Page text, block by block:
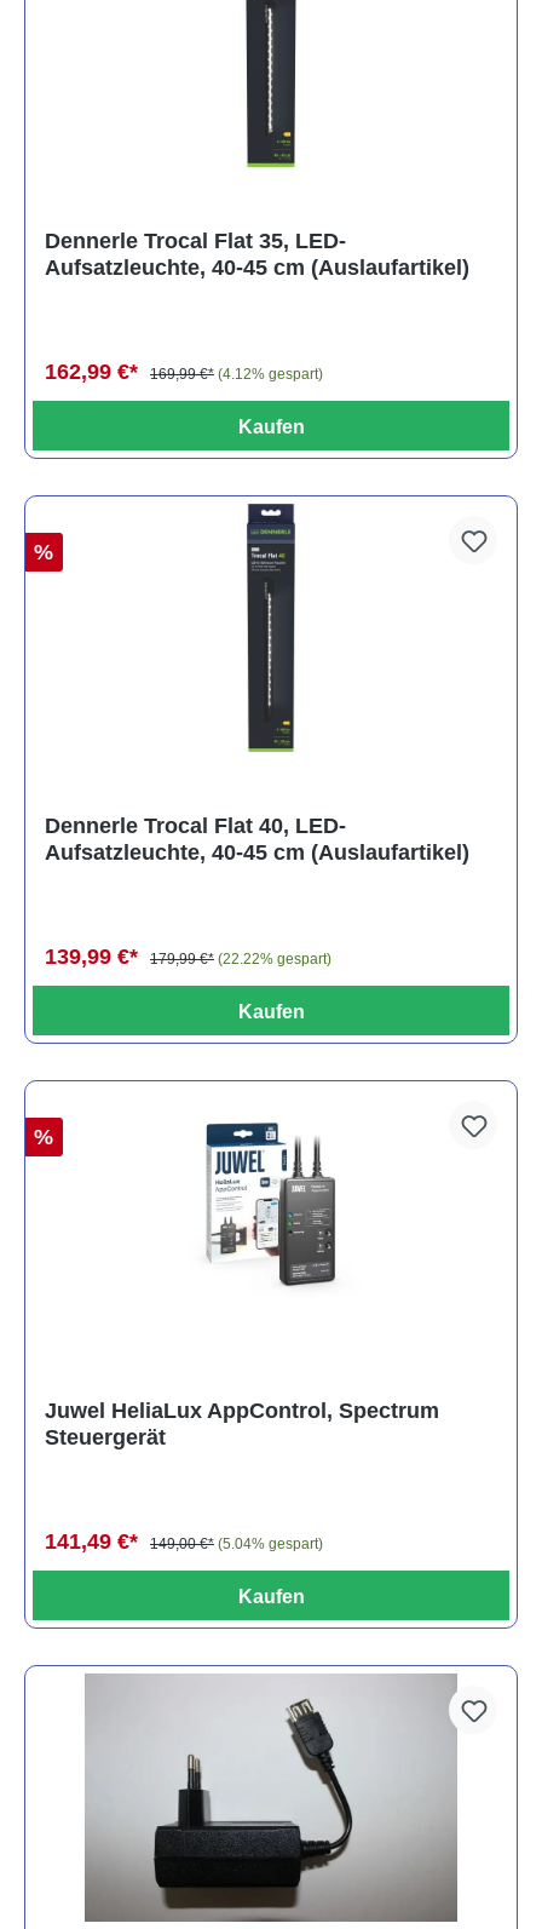
Dennerle Trocal Flat 35, LED-
Aufsatzleuchte, 40-45 cm (Auslaufartikel)
162,99 €* 169,99 €* (4.12% gespart)
Kaufen
%
Dennerle Trocal Flat 40, LED-
Aufsatzleuchte, 40-45 cm (Auslaufartikel)
139,99 €* 179,99 €* (22.22% gespart)
Kaufen
%
Juwel HeliaLux AppControl, Spectrum
Steuergerät
141,49 €* 149,00 €* (5.04% gespart)
Kaufen